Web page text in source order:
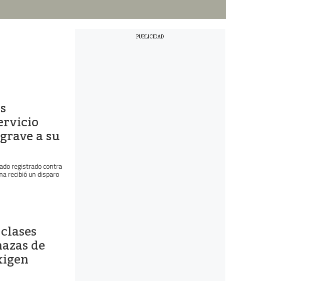
a su
registrado contra
recibió un disparo
de